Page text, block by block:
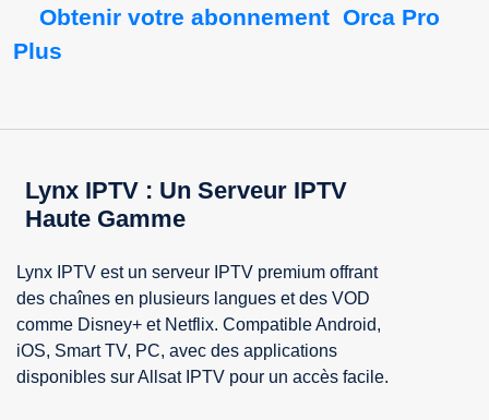
  Obtenir votre abonnement  Orca Pro
Plus
Lynx IPTV : Un Serveur IPTV
Haute Gamme
Lynx IPTV est un serveur IPTV premium offrant
des chaînes en plusieurs langues et des VOD
comme Disney+ et Netflix. Compatible Android,
iOS, Smart TV, PC, avec des applications
disponibles sur Allsat IPTV pour un accès facile.